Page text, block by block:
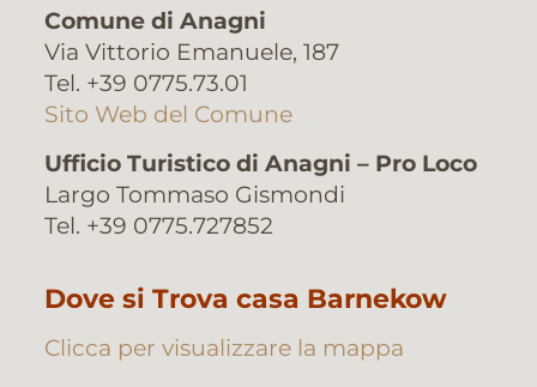
Comune di Anagni
Via Vittorio Emanuele, 187
Tel. +39 0775.73.01
Sito Web del Comune
Ufficio Turistico di Anagni – Pro Loco
Largo Tommaso Gismondi
Tel. +39 0775.727852
Dove si Trova casa Barnekow
Clicca per visualizzare la mappa